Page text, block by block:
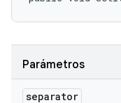
Parámetros
separator